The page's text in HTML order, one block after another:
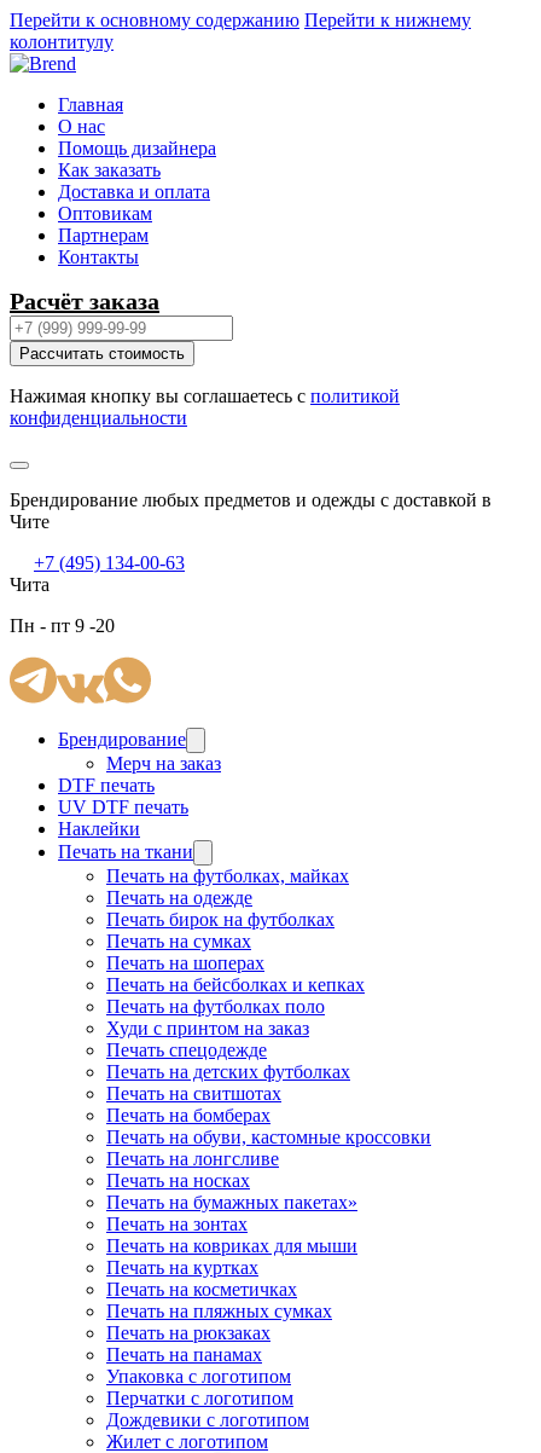
Перейти к основному содержанию Перейти к нижнему
колонтитулу
Главная
О нас
Помощь дизайнера
Как заказать
Доставка и оплата
Оптовикам
Партнерам
Контакты
Расчёт заказа
Рассчитать стоимость
Нажимая кнопку вы соглашаетесь с политикой
конфиденциальности
Брендирование любых предметов и одежды с доставкой в
Чите
+7 (495) 134-00-63
Чита
Пн - пт 9 -20
Брендирование
Мерч на заказ
DTF печать
UV DTF печать
Наклейки
Печать на ткани
Печать на футболках, майках
Печать на одежде
Печать бирок на футболках
Печать на сумках
Печать на шоперах
Печать на бейсболках и кепках
Печать на футболках поло
Худи с принтом на заказ
Печать спецодежде
Печать на детских футболках
Печать на свитшотах
Печать на бомберах
Печать на обуви, кастомные кроссовки
Печать на лонгсливе
Печать на носках
Печать на бумажных пакетах»
Печать на зонтах
Печать на ковриках для мыши
Печать на куртках
Печать на косметичках
Печать на пляжных сумках
Печать на рюкзаках
Печать на панамах
Упаковка с логотипом
Перчатки с логотипом
Дождевики с логотипом
Жилет с логотипом